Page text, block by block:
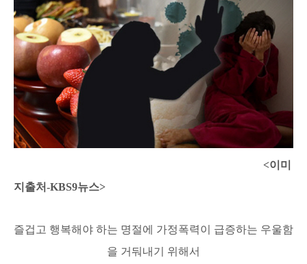
<이미
지출처-KBS9뉴스>
즐겁고 행복해야 하는 명절에 가정폭력이 급증하는 우울함
을 거둬내기 위해서